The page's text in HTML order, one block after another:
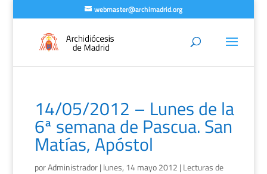
webmaster@archimadrid.org
14/05/2012 – Lunes de la
6ª semana de Pascua. San
Matías, Apóstol
porAdministrador| lunes, 14 mayo 2012 | Lecturas de